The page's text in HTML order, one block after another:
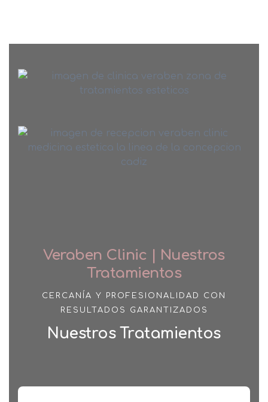
Medicina Estética Corporal
Medicina Estética Vascular
Medicina Estética Belleza
Veraben Clinic | Nuestros
Tratamientos
CERCANÍA Y PROFESIONALIDAD CON
RESULTADOS GARANTIZADOS
Nuestros Tratamientos